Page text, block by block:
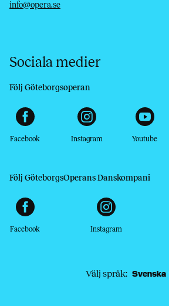
info@opera.se
Sociala medier
Följ Göteborgsoperan
Facebook Instagram Youtube
Följ GöteborgsOperans Danskompani
Facebook Instagram
Välj språk: